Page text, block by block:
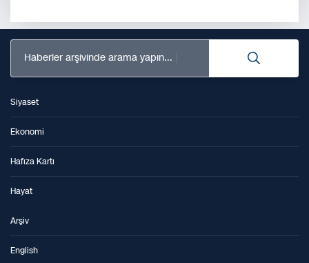
Haberler arşivinde arama yapın...
Siyaset
Ekonomi
Hafıza Kartı
Hayat
Arşiv
English